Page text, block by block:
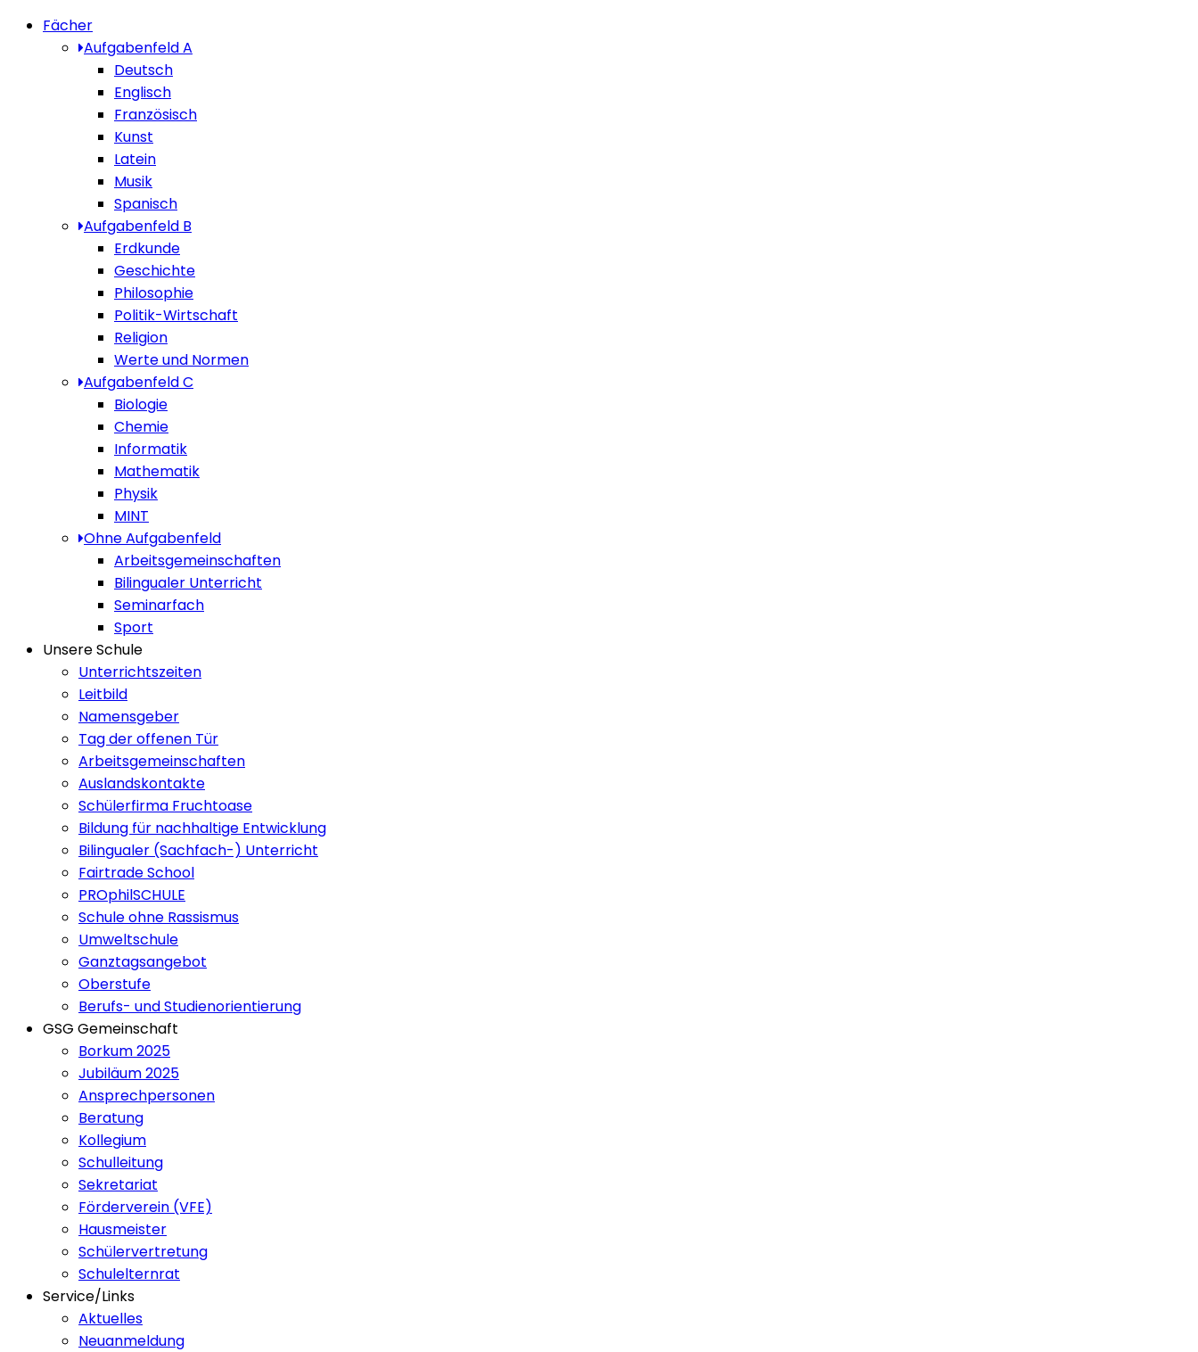
Fächer
Aufgabenfeld A
Deutsch
Englisch
Französisch
Kunst
Latein
Musik
Spanisch
Aufgabenfeld B
Erdkunde
Geschichte
Philosophie
Politik-Wirtschaft
Religion
Werte und Normen
Aufgabenfeld C
Biologie
Chemie
Informatik
Mathematik
Physik
MINT
Ohne Aufgabenfeld
Arbeitsgemeinschaften
Bilingualer Unterricht
Seminarfach
Sport
Unsere Schule
Unterrichtszeiten
Leitbild
Namensgeber
Tag der offenen Tür
Arbeitsgemeinschaften
Auslandskontakte
Schülerfirma Fruchtoase
Bildung für nachhaltige Entwicklung
Bilingualer (Sachfach-) Unterricht
Fairtrade School
PROphilSCHULE
Schule ohne Rassismus
Umweltschule
Ganztagsangebot
Oberstufe
Berufs- und Studienorientierung
GSG Gemeinschaft
Borkum 2025
Jubiläum 2025
Ansprechpersonen
Beratung
Kollegium
Schulleitung
Sekretariat
Förderverein (VFE)
Hausmeister
Schülervertretung
Schulelternrat
Service/Links
Aktuelles
Neuanmeldung